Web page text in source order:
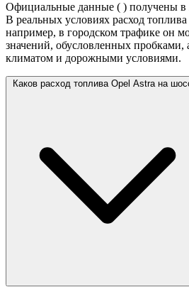
Официальные данные ( ) получены в
В реальных условиях расход
например, в городском трафике он
значений, обусловленных
климатом и дорожными условиями.
Каков расход топлива Opel Astra на